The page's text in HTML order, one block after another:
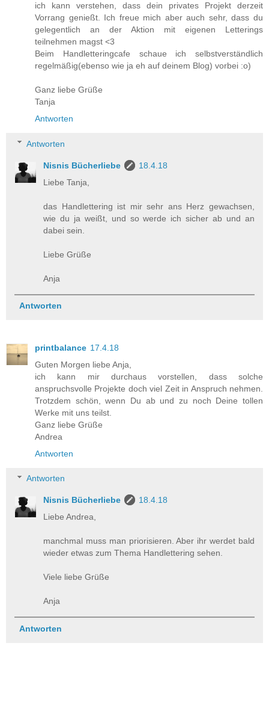
ich kann verstehen, dass dein privates Projekt derzeit
Vorrang genießt. Ich freue mich aber auch sehr, dass du
gelegentlich an der Aktion mit eigenen Letterings
teilnehmen magst <3
Beim Handletteringcafe schaue ich selbstverständlich
regelmäßig(ebenso wie ja eh auf deinem Blog) vorbei :o)
Ganz liebe Grüße
Tanja
Antworten
Antworten
Nisnis Bücherliebe
18.4.18
Liebe Tanja,
das Handlettering ist mir sehr ans Herz gewachsen,
wie du ja weißt, und so werde ich sicher ab und an
dabei sein.
Liebe Grüße
Anja
Antworten
printbalance 17.4.18
Guten Morgen liebe Anja,
ich kann mir durchaus vorstellen, dass solche
anspruchsvolle Projekte doch viel Zeit in Anspruch nehmen.
Trotzdem schön, wenn Du ab und zu noch Deine tollen
Werke mit uns teilst.
Ganz liebe Grüße
Andrea
Antworten
Antworten
Nisnis Bücherliebe
18.4.18
Liebe Andrea,
manchmal muss man priorisieren. Aber ihr werdet bald
wieder etwas zum Thema Handlettering sehen.
Viele liebe Grüße
Anja
Antworten